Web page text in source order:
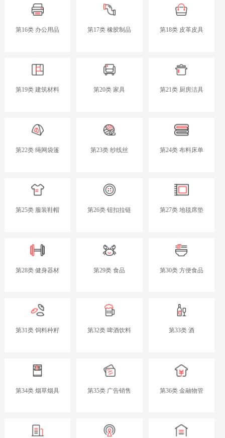
第16类 办公用品 第17类 橡胶制品 第18类 皮革皮具
第19类 建筑材料 第20类 家具 第21类 厨房洁具
第22类 绳网袋篷 第23类 纱线丝 第24类 布料床单
第25类 服装鞋帽 第26类 钮扣拉链 第27类 地毯席垫
第28类 健身器材 第29类 食品 第30类 方便食品
第31类 饲料种籽 第32类 啤酒饮料 第33类 酒
第34类 烟草烟具 第35类 广告销售 第36类 金融物管